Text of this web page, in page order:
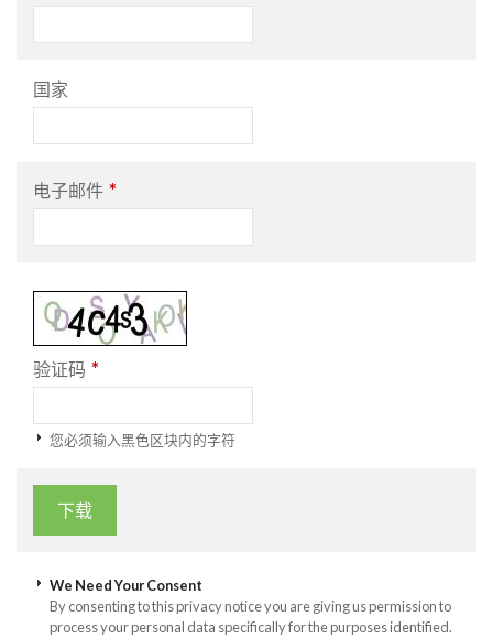
国家
电子邮件 *
验证码 *
您必须输入黑色区块内的字符
We Need Your Consent
By consenting to this privacy notice you are giving us permission to
process your personal data specifically for the purposes identified.